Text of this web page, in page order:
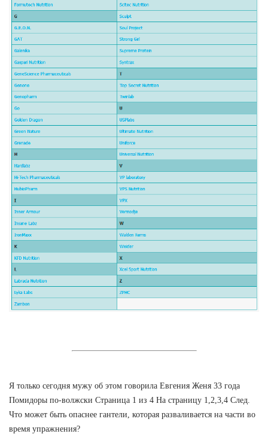
Я только сегодня мужу об этом говорила Евгения Женя 33 года
Помидоры по-волжски Страница 1 из 4 На страницу 1,2,3,4 След.
Что может быть опаснее гантели, которая разваливается на части во
время упражнения?